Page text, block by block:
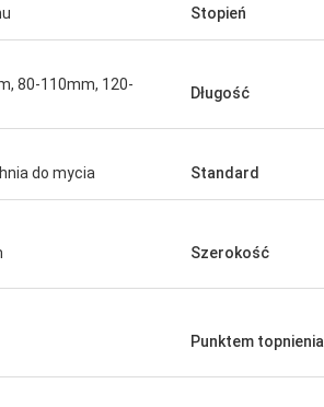
Stopień
80-110mm, 120-
Długość
do mycia Standard
Szerokość
Punktem topnienia